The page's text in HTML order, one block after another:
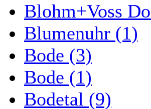
Blohm+Voss
Blumenuhr (1)
Bode (3)
Bode (1)
Bodetal (9)